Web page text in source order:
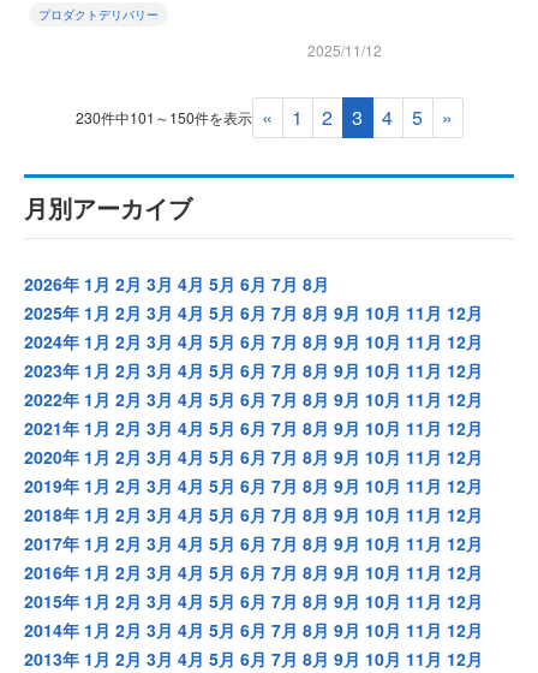
プロダクトデリバリー
2025/11/12
230件中101～150件を表示 « 1 2 3 4 5 »
月別アーカイブ
2026年 1月 2月 3月 4月 5月 6月 7月 8月
2025年 1月 2月 3月 4月 5月 6月 7月 8月 9月 10月 11月 12月
2024年 1月 2月 3月 4月 5月 6月 7月 8月 9月 10月 11月 12月
2023年 1月 2月 3月 4月 5月 6月 7月 8月 9月 10月 11月 12月
2022年 1月 2月 3月 4月 5月 6月 7月 8月 9月 10月 11月 12月
2021年 1月 2月 3月 4月 5月 6月 7月 8月 9月 10月 11月 12月
2020年 1月 2月 3月 4月 5月 6月 7月 8月 9月 10月 11月 12月
2019年 1月 2月 3月 4月 5月 6月 7月 8月 9月 10月 11月 12月
2018年 1月 2月 3月 4月 5月 6月 7月 8月 9月 10月 11月 12月
2017年 1月 2月 3月 4月 5月 6月 7月 8月 9月 10月 11月 12月
2016年 1月 2月 3月 4月 5月 6月 7月 8月 9月 10月 11月 12月
2015年 1月 2月 3月 4月 5月 6月 7月 8月 9月 10月 11月 12月
2014年 1月 2月 3月 4月 5月 6月 7月 8月 9月 10月 11月 12月
2013年 1月 2月 3月 4月 5月 6月 7月 8月 9月 10月 11月 12月